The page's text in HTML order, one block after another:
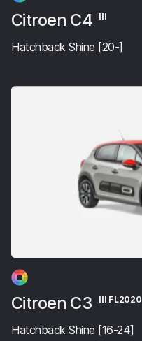
Citroen C4 III
Hatchback Shine [20-]
Citroen C3 III FL2020
Hatchback Shine [16-24]